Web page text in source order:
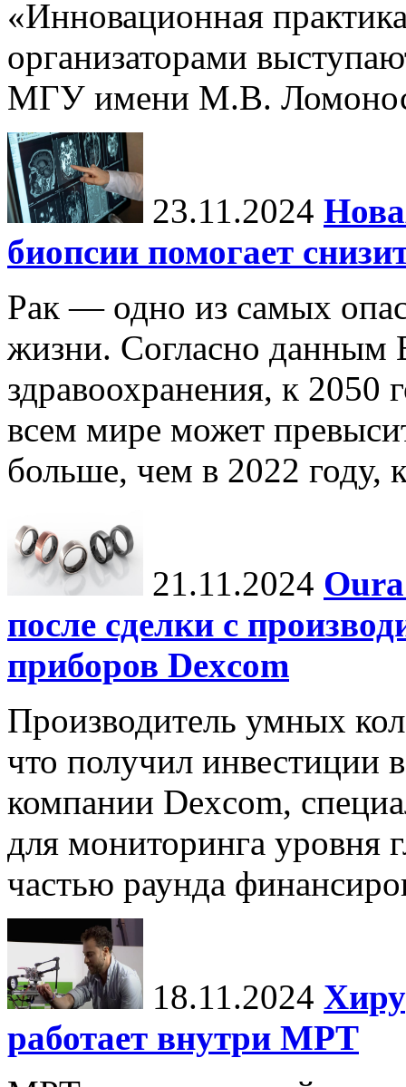
«Инновационная
организаторами
МГУ имени М.В.
23.11.2024
биопсии помогает
Рак — одно из самых
жизни. Согласно данным
здравоохранения, к 2050
всем мире может
больше, чем в 2022 году,
21.11.2024
после сделки с
приборов Dexcom
Производитель умных
что получил инвестиции
компании Dexcom,
для мониторинга уровня
частью раунда
18.11.2024
работает внутри МРТ